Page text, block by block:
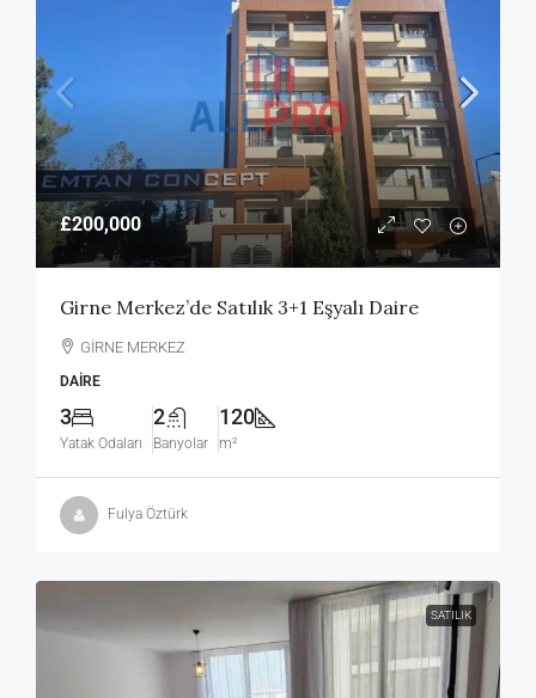
£200,000
Girne Merkez’de Satılık 3+1 Eşyalı Daire
GİRNE MERKEZ
DAIRE
3
Yatak Odaları
2
Banyolar
120
m²
Fulya Öztürk
SATILIK